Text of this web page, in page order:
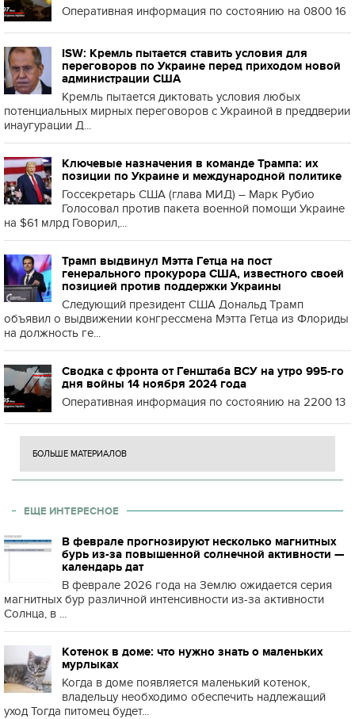
Оперативная информация по состоянию на 0800 16
ISW: Кремль пытается ставить условия для
переговоров по Украине перед приходом новой
администрации США
Кремль пытается диктовать условия любых
потенциальных мирных переговоров с Украиной в преддверии
инаугурации Д...
Ключевые назначения в команде Трампа: их
позиции по Украине и международной политике
Госсекретарь США (глава МИД) – Марк Рубио
Голосовал против пакета военной помощи Украине
на $61 млрд Говорил,...
Трамп выдвинул Мэтта Гетца на пост
генерального прокурора США, известного своей
позицией против поддержки Украины
Следующий президент США Дональд Трамп
объявил о выдвижении конгрессмена Мэтта Гетца из Флориды
на должность ге...
Сводка с фронта от Генштаба ВСУ на утро 995-го
дня войны 14 ноября 2024 года
Оперативная информация по состоянию на 2200 13
БОЛЬШЕ МАТЕРИАЛОВ
ЕЩЕ ИНТЕРЕСНОЕ
В феврале прогнозируют несколько магнитных
бурь из-за повышенной солнечной активности —
календарь дат
В феврале 2026 года на Землю ожидается серия
магнитных бур различной интенсивности из-за активности
Солнца, в ...
Котенок в доме: что нужно знать о маленьких
мурлыках
Когда в доме появляется маленький котенок,
владельцу необходимо обеспечить надлежащий
уход Тогда питомец будет...